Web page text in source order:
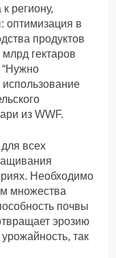
региону,
оптимизация в
продуктов
гектаров
“Нужно
из WWF.
всех
Необходимо
множества
почвы
эрозию
так